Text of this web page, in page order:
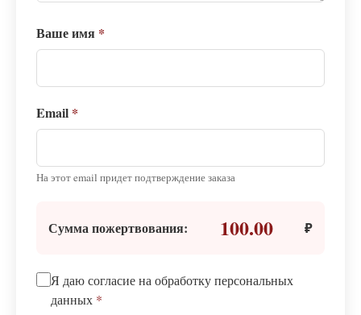
Ваше имя *
Email *
На этот email придет подтверждение заказа
Сумма пожертвования: 100.00 ₽
Я даю согласие на обработку персональных
данных *